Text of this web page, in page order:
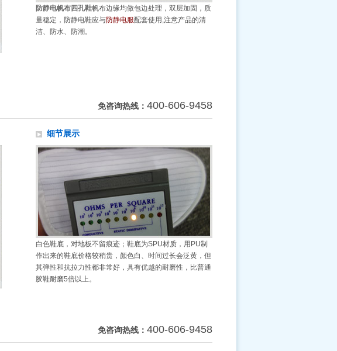
防静电帆布四孔鞋帆布边缘均做包边处理，双层加固，质
量稳定，防静电鞋应与防静电服配套使用,注意产品的清
洁、防水、防潮。
免咨询热线： 400-606-9458
细节展示
白色鞋底，对地板不留痕迹；鞋底为SPU材质，用PU制
作出来的鞋底价格较稍贵，颜色白、时间过长会泛黄，但
其弹性和抗拉力性都非常好，具有优越的耐磨性，比普通
胶鞋耐磨5倍以上。
免咨询热线： 400-606-9458